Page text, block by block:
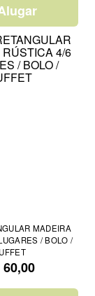
MADEIRA
/ BOLO /
60,00